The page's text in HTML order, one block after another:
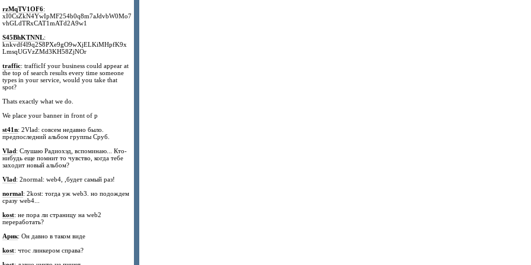
rzMqTV1OF6:
xI0CsZkN4YwIpMF254b0q8m7aJdvbW0Mo7
vhGLdTRxCAT1mATd2A9w1
S45BhKTNNL:
knkvdf4l9q2S8PXe9gO9wXjELKiMHpfK9x
LmsqUGVzZMd3KH58ZjNOr
traffic: trafficIf your business could appear at
the top of search results every time someone
types in your service, would you take that
spot?
Thats exactly what we do.
We place your banner in front of p
st41n: 2Vlad: совсем недавно было.
предпоследний альбом группы Сруб.
Vlad: Слушаю Радиохэд, вспоминаю... Кто-
нибудь еще помнит то чувство, когда тебе
заходит новый альбом?
Vlad: 2normal: web4, ,будет самый раз!
normal: 2kost: тогда уж web3. но подождем
сразу web4...
kost: не пора ли страницу на web2
переработать?
Арик: Он давно в таком виде
kost: чтос линкером справа?